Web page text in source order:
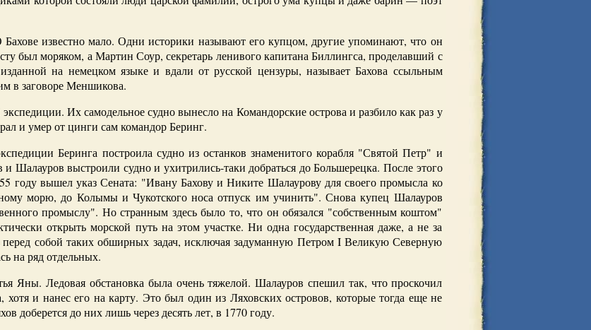
известно мало. Одни историки называют его купцом, другие упоминают, что он
был моряком, а Мартин Соур, секретарь ленивого капитана Биллингса, проделавший с
на немецком языке и вдали от русской цензуры, называет Бахова ссыльным
в заговоре Меншикова.
экспедиции. Их самодельное судно вынесло на Командорские острова и разбило как раз у
и умер от цинги сам командор Беринг.
Беринга построила судно из останков знаменитого корабля "Святой Петр" и
Шалауров выстроили судно и ухитрились-таки добраться до Большерецка. После этого
году вышел указ Сената: "Ивану Бахову и Никите Шалаурову для своего промысла ко
морю, до Колымы и Чукотского носа отпуск им учинить". Снова купец Шалауров
промыслу". Но странным здесь было то, что он обязался "собственным коштом"
открыть морской путь на этом участке. Ни одна государственная даже, а не за
собой таких обширных задач, исключая задуманную Петром I Великую Северную
на ряд отдельных.
Яны. Ледовая обстановка была очень тяжелой. Шалауров спешил так, что проскочил
и нанес его на карту. Это был один из Ляховских островов, которые тогда еще не
доберется до них лишь через десять лет, в 1770 году.